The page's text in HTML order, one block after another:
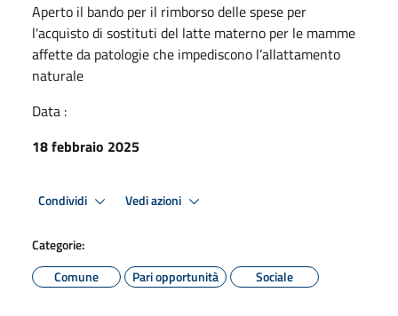
Aperto il bando per il rimborso delle spese per
l'acquisto di sostituti del latte materno per le mamme
affette da patologie che impediscono l’allattamento
naturale
Data :
18 febbraio 2025
Condividi Vedi azioni
Categorie:
Comune
Pari opportunità Sociale